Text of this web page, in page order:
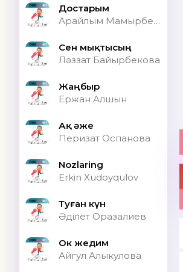
Достарым
Арайлым Мамырбекқызы
Сен мықтысың
Ләззат Байырбекова
Жаңбыр
Ержан Алшын
Ақ әже
Перизат Оспанова
Nozlaring
Erkin Xudoyqulov
Туған күн
Әділет Оразалиев
Ок жедим
Айгул Алыкулова